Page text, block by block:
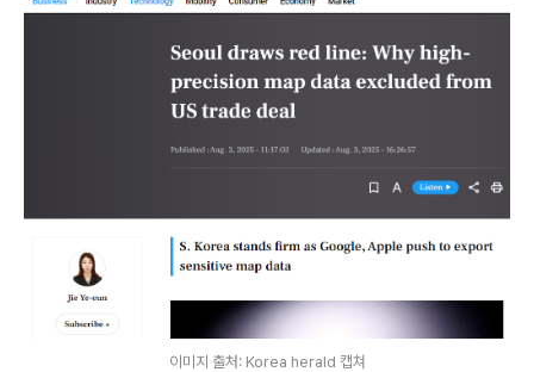
이미지 출처: Korea herald 캡쳐